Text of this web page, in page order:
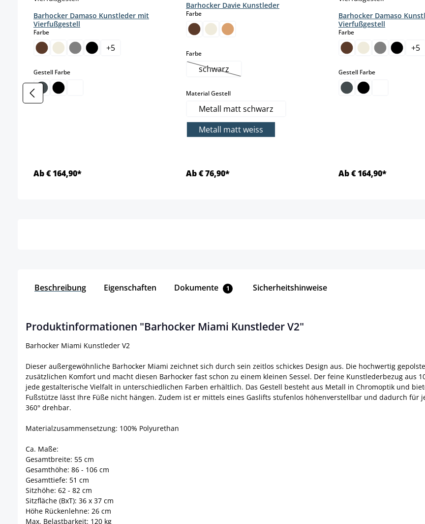
Barhocker Damaso Kunstleder mit
Vierfußgestell
Farbeauswählen
+5
Gestell Farbeauswählen
Ab € 164,90*
Barhocker Davie Kunstleder
Farbeauswählen
Farbeauswählen
schwarz(Diese Option ist zurzeit nicht verfügbar.)
Material Gestellauswählen
Metall matt schwarz
Metall matt weiss
Ab € 76,90*
Barhocker Damaso
Vierfußgestell
Farbeauswählen
+5
Gestell Farbeauswählen
Ab € 164,90*
Beschreibung Eigenschaften Dokumente 1 Sicherheitshinweise
Produktinformationen "Barhocker Miami Kunstleder V2"
Barhocker Miami Kunstleder V2
Dieser außergewöhnliche Barhocker Miami zeichnet sich durch sein zeitlos schickes Design aus. Die hochwertig
zusätzlichen Komfort und macht diesen Barhocker fast schon zu einem kleinen Sessel. Der feine Kunstlederbezug aus
jede gestalterische Vielfalt in unterschiedlichen Farben erhältlich. Das Gestell besteht aus Metall in Chromoptik und
Fußstütze lässt Ihre Füße nicht hängen. Zudem ist er mittels eines Gaslifts stufenlos höhenverstellbar und dadurch für
360° drehbar.
Materialzusammensetzung: 100% Polyurethan
Ca. Maße:
Gesamtbreite: 55 cm
Gesamthöhe: 86 - 106 cm
Gesamttiefe: 51 cm
Sitzhöhe: 62 - 82 cm
Sitzfläche (BxT): 36 x 37 cm
Höhe Rückenlehne: 26 cm
Max. Belastbarkeit: 120 kg